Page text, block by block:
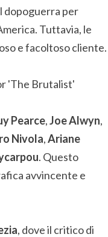
dopoguerra per
Tuttavia, le
e facoltoso cliente.
Pearce,Joe Alwyn,
Nivola,Ariane
. Questo
avvincente e
, dove il critico di